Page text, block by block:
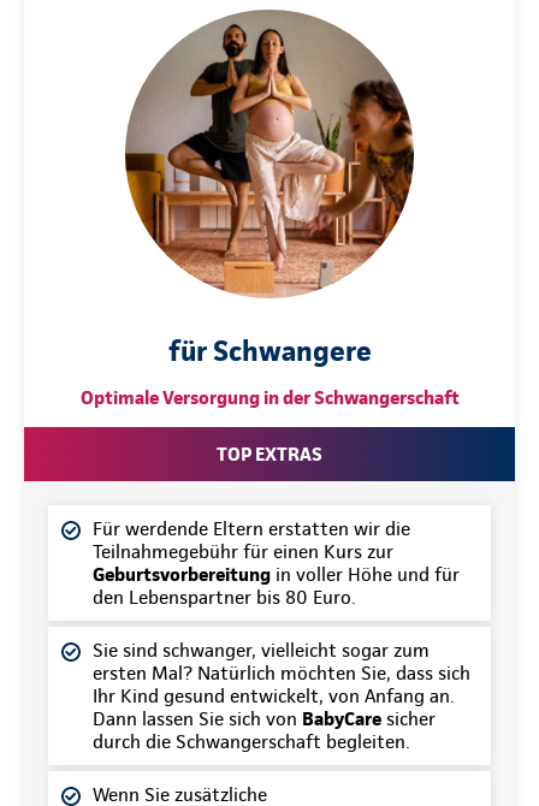
für Schwangere
Optimale Versorgung in der Schwangerschaft
TOP EXTRAS
Für werdende Eltern erstatten wir die
Teilnahmegebühr für einen Kurs zur
Geburtsvorbereitung in voller Höhe und für
den Lebenspartner bis 80 Euro.
Sie sind schwanger, vielleicht sogar zum
ersten Mal? Natürlich möchten Sie, dass sich
Ihr Kind gesund entwickelt, von Anfang an.
Dann lassen Sie sich von BabyCare sicher
durch die Schwangerschaft begleiten.
Wenn Sie zusätzliche